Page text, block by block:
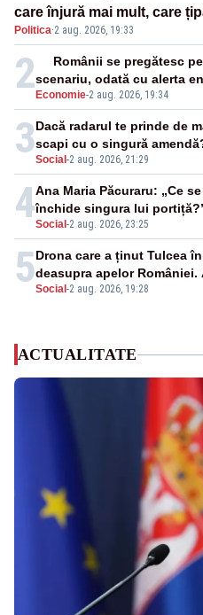
care înjură mai mult, care
Politica·2 aug. 2026, 19:33
2 Economie-2 aug. 2026, 19:34
Românii se pregătesc
scenariu, odată cu alerta
3Social -2 aug. 2026, 21:29
Dacă radarul te prinde de
scapi cu o singură
4Social -2 aug. 2026, 23:25
Ana Maria Păcuraru: „Ce
închide singura lui
5Social -2 aug. 2026, 19:28
Drona care a ținut Tulcea
deasupra apelor
ACTUALITATE